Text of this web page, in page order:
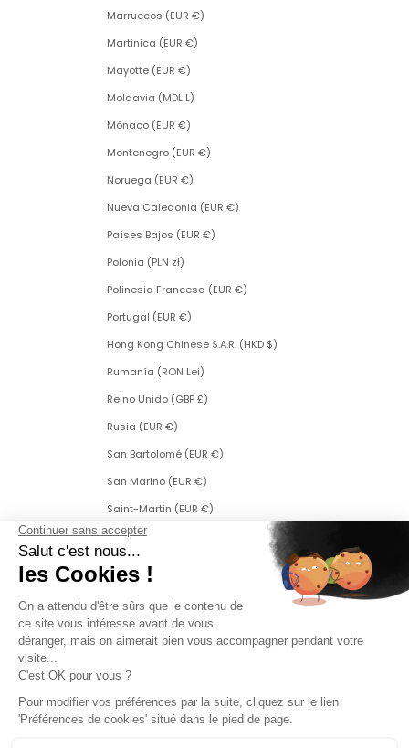
Marruecos (EUR €)
Martinica (EUR €)
Mayotte (EUR €)
Moldavia (MDL L)
Mónaco (EUR €)
Montenegro (EUR €)
Noruega (EUR €)
Nueva Caledonia (EUR €)
Países Bajos (EUR €)
Polonia (PLN zł)
Polinesia Francesa (EUR €)
Portugal (EUR €)
Hong Kong Chinese S.A.R. (HKD $)
Rumanía (RON Lei)
Reino Unido (GBP £)
Rusia (EUR €)
San Bartolomé (EUR €)
San Marino (EUR €)
Saint-Martin (EUR €)
San Martín (parte neerlandesa) (ANG ƒ)
San Pedro y Miquelón (EUR €)
Singapur (SGD $)
Eslovaquia (EUR €)
Eslovenia (EUR €)
Suecia (SEK kr)
Suiza (CHF CHF)